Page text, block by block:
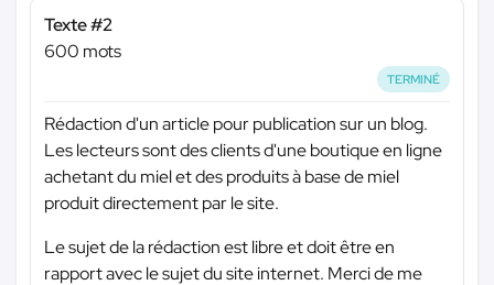
Texte #2
600 mots
TERMINÉ
Rédaction d'un article pour publication sur un blog.
Les lecteurs sont des clients d'une boutique en ligne
achetant du miel et des produits à base de miel
produit directement par le site.
Le sujet de la rédaction est libre et doit être en
rapport avec le sujet du site internet. Merci de me